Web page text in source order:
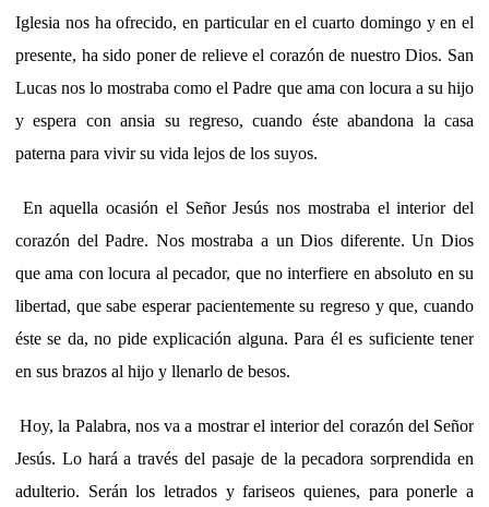
Iglesia nos ha ofrecido, en particular en el cuarto domingo y en el
presente, ha sido poner de relieve el corazón de nuestro Dios. San
Lucas nos lo mostraba como el Padre que ama con locura a su hijo
y espera con ansia su regreso, cuando éste abandona la casa
paterna para vivir su vida lejos de los suyos.
En aquella ocasión el Señor Jesús nos mostraba el interior del
corazón del Padre. Nos mostraba a un Dios diferente. Un Dios
que ama con locura al pecador, que no interfiere en absoluto en su
libertad, que sabe esperar pacientemente su regreso y que, cuando
éste se da, no pide explicación alguna. Para él es suficiente tener
en sus brazos al hijo y llenarlo de besos.
Hoy, la Palabra, nos va a mostrar el interior del corazón del Señor
Jesús. Lo hará a través del pasaje de la pecadora sorprendida en
adulterio. Serán los letrados y fariseos quienes, para ponerle a